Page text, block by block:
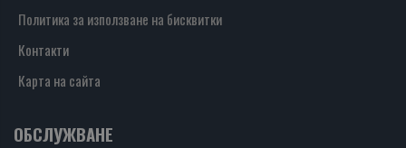
Политика за използване на бисквитки
Контакти
Карта на сайта
ОБСЛУЖВАНЕ